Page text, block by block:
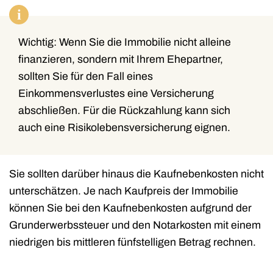
i
Wichtig: Wenn Sie die Immobilie nicht alleine
finanzieren, sondern mit Ihrem Ehepartner,
sollten Sie für den Fall eines
Einkommensverlustes eine Versicherung
abschließen. Für die Rückzahlung kann sich
auch eine Risikolebensversicherung eignen.
Sie sollten darüber hinaus die Kaufnebenkosten nicht
unterschätzen. Je nach Kaufpreis der Immobilie
können Sie bei den Kaufnebenkosten aufgrund der
Grunderwerbssteuer und den Notarkosten mit einem
niedrigen bis mittleren fünfstelligen Betrag rechnen.